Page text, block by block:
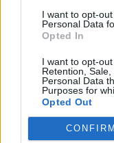
I want to opt-
Personal Data
Opted In
I want to opt-
Retention,
Personal Data
Purposes for
Opted Out
CONFIRM
με κάσα 41 mm.